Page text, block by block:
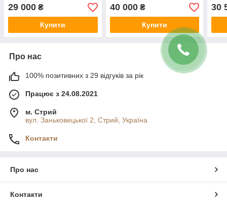
29 000 ₴
Купити
40 000₴
Купити
30
Про нас
100% позитивних з 29 відгуків за рік
Працює з 24.08.2021
м. Стрий
вул. Заньковецької 2, Стрий, Україна
Контакти
Про нас
Контакти